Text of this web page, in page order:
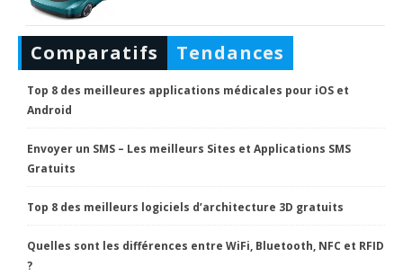
Comparatifs Tendances
Top 8 des meilleures applications médicales pour iOS et
Android
Envoyer un SMS – Les meilleurs Sites et Applications SMS
Gratuits
Top 8 des meilleurs logiciels d’architecture 3D gratuits
Quelles sont les différences entre WiFi, Bluetooth, NFC et RFID
?